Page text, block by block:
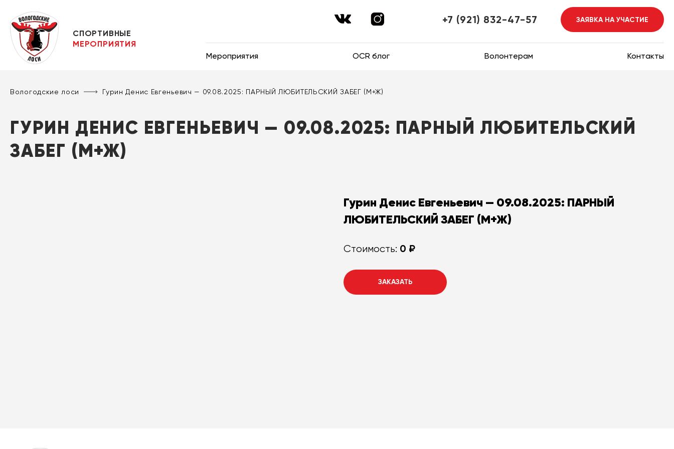
СПОРТИВНЫЕ
МЕРОПРИЯТИЯ
+7 (921) 832-47-57 ЗАЯВКА НА УЧАСТИЕ
Мероприятия OCR блог Волонтерам Контакты
Вологодские лоси Гурин Денис Евгеньевич — 09.08.2025: ПАРНЫЙ ЛЮБИТЕЛЬСКИЙ ЗАБЕГ (М+Ж)
ГУРИН ДЕНИС ЕВГЕНЬЕВИЧ — 09.08.2025: ПАРНЫЙ ЛЮБИТЕЛЬСКИЙ
ЗАБЕГ (М+Ж)
Гурин Денис Евгеньевич — 09.08.2025: ПАРНЫЙ
ЛЮБИТЕЛЬСКИЙ ЗАБЕГ (М+Ж)
Стоимость: 0 ₽
ЗАКАЗАТЬ